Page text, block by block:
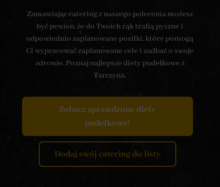
Zamawiając catering z naszego polecenia możesz
być pewien, że do Twoich rąk trafią pyszne i
odpowiednio zaplanowane posiłki, które pomogą
Ci wypracować zaplanowane cele i zadbać o swoje
zdrowie. Poznaj najlepsze diety pudełkowe z
Tarczyna.
Zobacz sprawdzone diety
pudełkowe!
Dodaj swój catering do listy